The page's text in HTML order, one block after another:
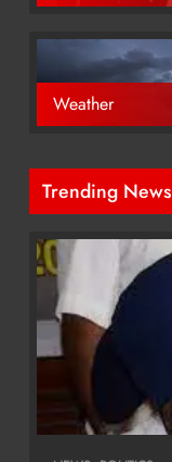
Weather
Trending News